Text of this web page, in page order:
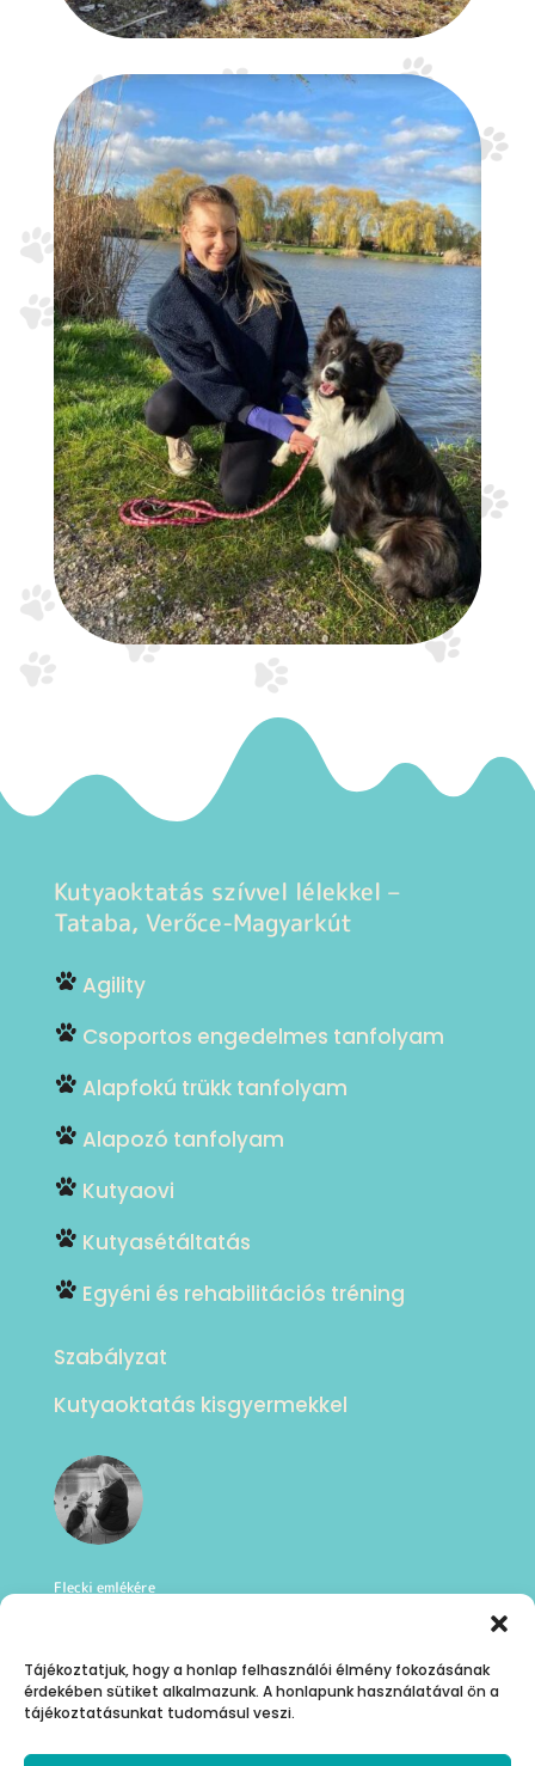
Tájékoztatjuk, hogy a honlap felhasználói élmény fokozásának
érdekében sütiket alkalmazunk. A honlapunk használatával ön a
tájékoztatásunkat tudomásul veszi.
Kutyaoktatás szívvel lélekkel –
Tataba, Verőce-Magyarkút
Agility
Csoportos engedelmes tanfolyam
Alapfokú trükk tanfolyam
Alapozó tanfolyam
Kutyaovi
Kutyasétáltatás
Egyéni és rehabilitációs tréning
Szabályzat
Kutyaoktatás kisgyermekkel
Flecki emlékére